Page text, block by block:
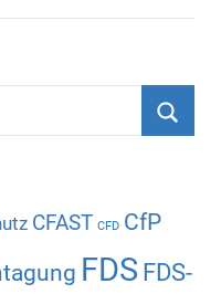
CFAST CFD CfP
FDS FDS-